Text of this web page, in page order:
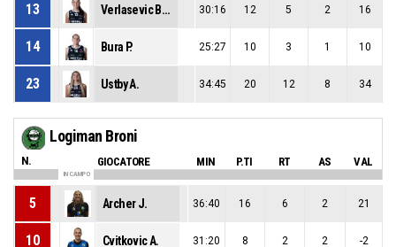
13 Verlasevic Brcaninovic M. 30:16 12 5 2 16
14 Bura P. 25:27 10 3 1 10
23 Ustby A. 34:45 20 12 8 34
Logiman Broni
N. GIOCATORE MIN P.TI RT AS VAL
IN CAMPO
5 Archer J. 36:40 16 6 2 21
10 Cvitkovic A. 31:20 8 2 2 -2